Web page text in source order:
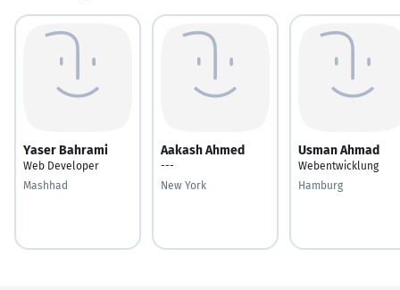
Yaser Bahrami
Web Developer
Mashhad
Aakash Ahmed
---
New York
Usman Ahmad
Webentwicklung
Hamburg